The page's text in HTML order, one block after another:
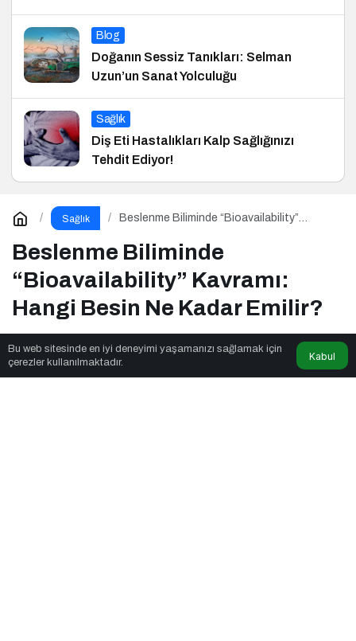
Blog
Doğanın Sessiz Tanıkları: Selman
Uzun’un Sanat Yolculuğu
Sağlık
Diş Eti Hastalıkları Kalp Sağlığınızı
Tehdit Ediyor!
Sağlık
Beslenme Biliminde “Bioavailability”
Beslenme Biliminde
“Bioavailability” Kavramı:
Hangi Besin Ne Kadar Emilir?
İstisnai Gazete
Bu web sitesinde en iyi deneyimi yaşamanızı sağlamak için
çerezler kullanılmaktadır.
Kabul